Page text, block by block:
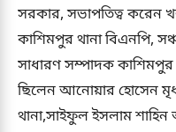
সরকার, সভাপতিত্ব করেন
কাশিমপুর থানা বিএনপি,
সাধারণ সম্পাদক
ছিলেন আনোয়ার হোসেন
থানা,সাইফুল ইসলাম